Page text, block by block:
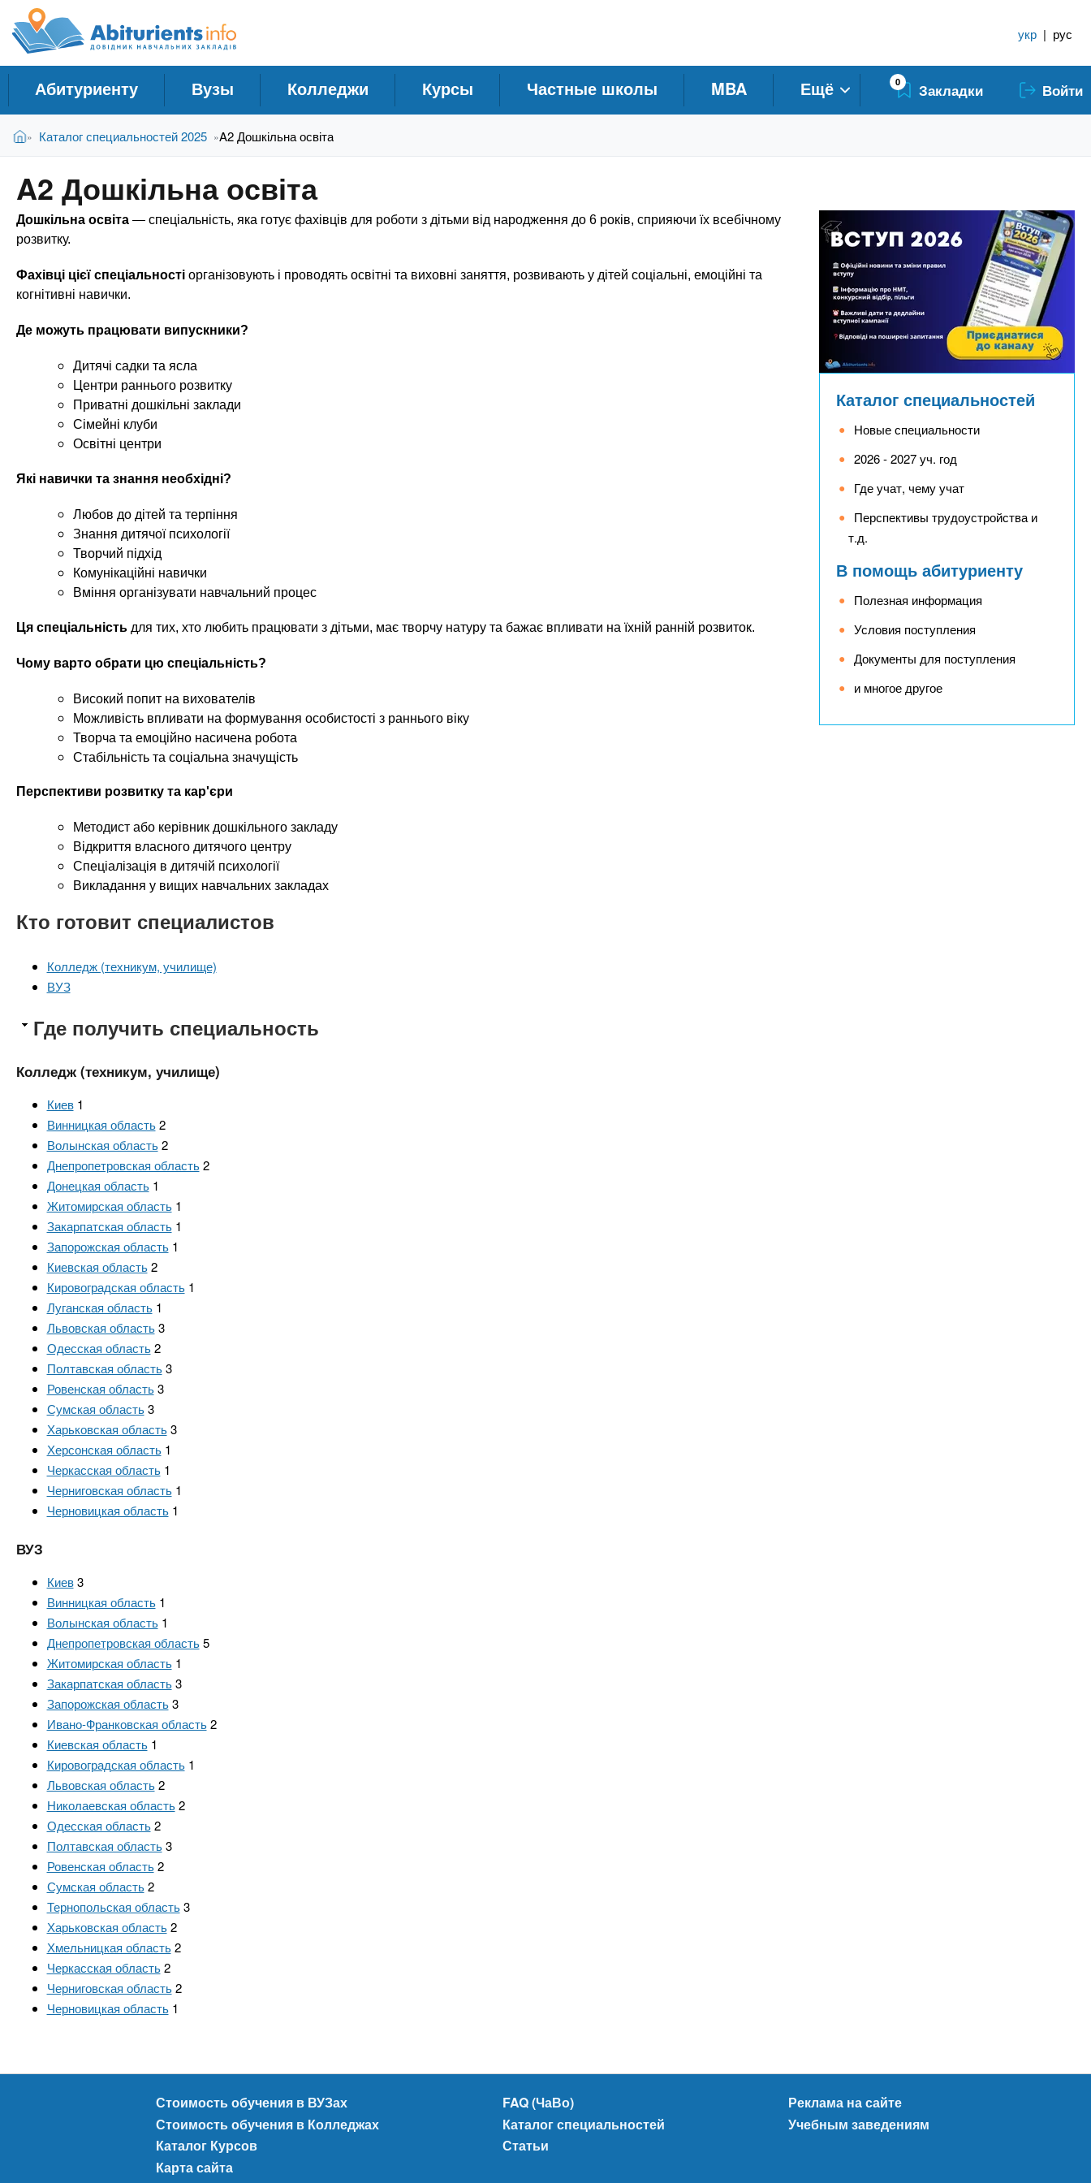
е
и
A
b
i
t
u
r
i
e
s
n
f
o
С
п
р
о
ч
и
к
У
е
б
н
е
д
укр | рус
Абитуриенту Вузы Колледжи Курсы Частные школы MBA Ещё 0 Закладки Войти
В
е
с
ь
Главная
» Каталог специальностей 2025 »A2 Дошкільна освіта
A2 Дошкільна освіта
Дошкільна освіта — спеціальність, яка готує фахівців для роботи з дітьми від народження до 6 років, сприяючи їх всебічному
розвитку.
Фахівці цієї спеціальності організовують і проводять освітні та виховні заняття, розвивають у дітей соціальні, емоційні та
когнітивні навички.
Де можуть працювати випускники?
Дитячі садки та ясла
Центри раннього розвитку
Приватні дошкільні заклади
Сімейні клуби
Освітні центри
Які навички та знання необхідні?
Любов до дітей та терпіння
Знання дитячої психології
Творчий підхід
Комунікаційні навички
Вміння організувати навчальний процес
Ця спеціальність для тих, хто любить працювати з дітьми, має творчу натуру та бажає впливати на їхній ранній розвиток.
Чому варто обрати цю спеціальність?
Високий попит на вихователів
Можливість впливати на формування особистості з раннього віку
Творча та емоційно насичена робота
Стабільність та соціальна значущість
Перспективи розвитку та кар'єри
Методист або керівник дошкільного закладу
Відкриття власного дитячого центру
Спеціалізація в дитячій психології
Викладання у вищих навчальних закладах
Кто готовит специалистов
Колледж (техникум, училище)
ВУЗ
Где получить специальность
Колледж (техникум, училище)
Киев 1
Винницкая область 2
Волынская область 2
Днепропетровская область 2
Донецкая область 1
Житомирская область 1
Закарпатская область 1
Запорожская область 1
Киевская область 2
Кировоградская область 1
Луганская область 1
Львовская область 3
Одесская область 2
Полтавская область 3
Ровенская область 3
Сумская область 3
Харьковская область 3
Херсонская область 1
Черкасская область 1
Черниговская область 1
Черновицкая область 1
ВУЗ
Киев 3
Винницкая область 1
Волынская область 1
Днепропетровская область 5
Житомирская область 1
Закарпатская область 3
Запорожская область 3
Ивано-Франковская область 2
Киевская область 1
Кировоградская область 1
Львовская область 2
Николаевская область 2
Одесская область 2
Полтавская область 3
Ровенская область 2
Сумская область 2
Тернопольская область 3
Харьковская область 2
Хмельницкая область 2
Черкасская область 2
Черниговская область 2
Черновицкая область 1
Каталог специальностей
Новые специальности
2026 - 2027 уч. год
Где учат, чему учат
Перспективы трудоустройства и
т.д.
В помощь абитуриенту
Полезная информация
Условия поступления
Документы для поступления
и многое другое
Стоимость обучения в ВУЗах
Стоимость обучения в Колледжах
Каталог Курсов
Карта сайта
FAQ (ЧаВо)
Каталог специальностей
Статьи
Реклама на сайте
Учебным заведениям